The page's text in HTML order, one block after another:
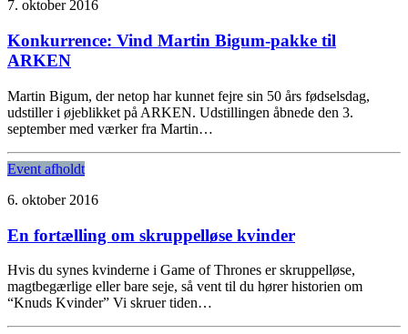
7. oktober 2016
Konkurrence: Vind Martin Bigum-pakke til
ARKEN
Martin Bigum, der netop har kunnet fejre sin 50 års fødselsdag,
udstiller i øjeblikket på ARKEN. Udstillingen åbnede den 3.
september med værker fra Martin…
Event afholdt
6. oktober 2016
En fortælling om skruppelløse kvinder
Hvis du synes kvinderne i Game of Thrones er skruppelløse,
magtbegærlige eller bare seje, så vent til du hører historien om
“Knuds Kvinder” Vi skruer tiden…